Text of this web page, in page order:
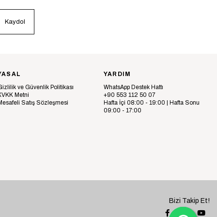
Kaydol
ve Güvenlik Politikası
Metni
Satış Sözleşmesi
YARDIM
WhatsApp Destek Hattı
+90 553 112 50 07
Hafta İçi 08:00 - 19:00 | Hafta Sonu
09:00 - 17:00
Bizi Takip Et!